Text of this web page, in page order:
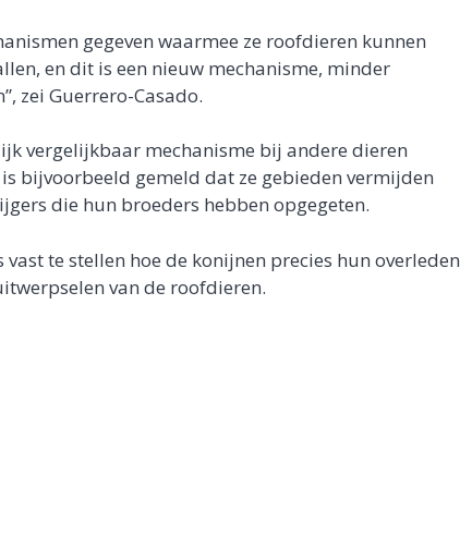
gegeven waarmee ze roofdieren kunnen
en dit is een nieuw mechanisme, minder
zei Guerrero-Casado.
vergelijkbaar mechanisme bij andere dieren
bijvoorbeeld gemeld dat ze gebieden vermijden
die hun broeders hebben opgegeten.
te stellen hoe de konijnen precies hun overleden
van de roofdieren.